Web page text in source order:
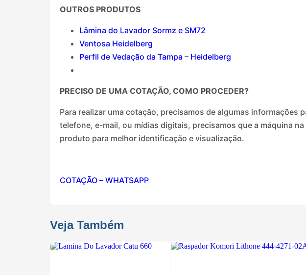
OUTROS PRODUTOS
Lâmina do Lavador Sormz e SM72
Ventosa Heidelberg
Perfil de Vedação da Tampa – Heidelberg
PRECISO DE UMA COTAÇÃO, COMO PROCEDER?
Para realizar uma cotação, precisamos de algumas
telefone, e-mail, ou mídias digitais, precisamos que a máquina
produto para melhor identificação e visualização.
COTAÇÃO – WHATSAPP
Veja Também